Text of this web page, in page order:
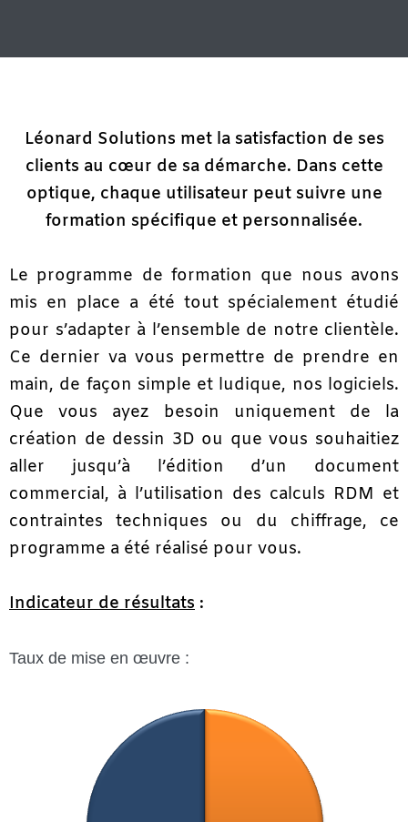
Léonard Solutions met la satisfaction de ses
clients au cœur de sa démarche. Dans cette
optique, chaque utilisateur peut suivre une
formation spécifique et personnalisée.
Le programme de formation que nous avons
mis en place a été tout spécialement étudié
pour s’adapter à l’ensemble de notre clientèle.
Ce dernier va vous permettre de prendre en
main, de façon simple et ludique, nos logiciels.
Que vous ayez besoin uniquement de la
création de dessin 3D ou que vous souhaitiez
aller jusqu’à l’édition d’un document
commercial, à l’utilisation des calculs RDM et
contraintes techniques ou du chiffrage, ce
programme a été réalisé pour vous.
Indicateur de résultats :
Taux de mise en œuvre :